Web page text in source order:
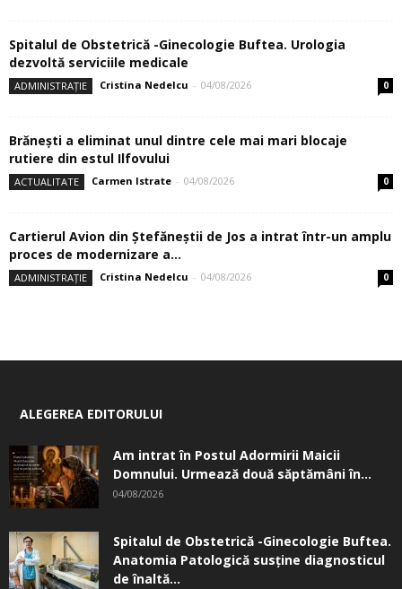
Spitalul de Obstetrică -Ginecologie Buftea. Urologia
dezvoltă serviciile medicale
ADMINISTRAȚIE Cristina Nedelcu - 04/08/2026 0
Brănești a eliminat unul dintre cele mai mari blocaje
rutiere din estul Ilfovului
ACTUALITATE Carmen Istrate - 04/08/2026 0
Cartierul Avion din Ştefăneştii de Jos a intrat într-un amplu
proces de modernizare a...
ADMINISTRAȚIE Cristina Nedelcu - 04/08/2026 0
ALEGEREA EDITORULUI
Am intrat în Postul Adormirii Maicii
Domnului. Urmează două săptămâni în...
04/08/2026
Spitalul de Obstetrică -Ginecologie Buftea.
Anatomia Patologică susţine diagnosticul
de înaltă...